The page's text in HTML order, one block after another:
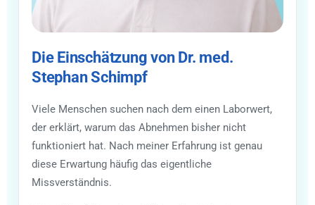
Die Einschätzung von Dr. med.
Stephan Schimpf
Viele Menschen suchen nach dem einen Laborwert,
der erklärt, warum das Abnehmen bisher nicht
funktioniert hat. Nach meiner Erfahrung ist genau
diese Erwartung häufig das eigentliche
Missverständnis.